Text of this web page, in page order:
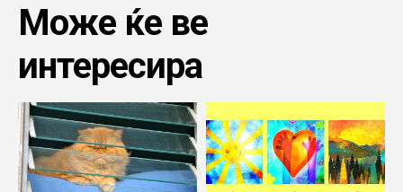
Може ќе ве
интересира